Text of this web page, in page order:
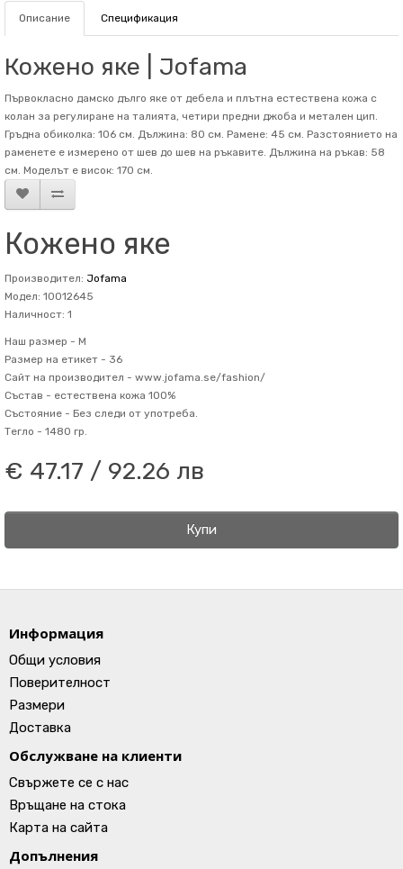
Описание Спецификация
Кожено яке | Jofama
Първокласно дамско дълго яке от дебела и плътна естествена кожа с
колан за регулиране на талията, четири предни джоба и метален цип.
Гръдна обиколка: 106 см. Дължина: 80 см. Рамене: 45 см. Разстоянието на
раменете е измерено от шев до шев на ръкавите. Дължина на ръкав: 58
см. Mоделът е висок: 170 см.
Кожено яке
Производител: Jofama
Модел: 10012645
Наличност: 1
Наш размер - M
Размер на етикет - 36
Сайт на производител - www.jofama.se/fashion/
Състав - естествена кожа 100%
Състояние - Без следи от употреба.
Тегло - 1480 гр.
€ 47.17 / 92.26 лв
Купи
Информация
Общи условия
Поверителност
Размери
Доставка
Обслужване на клиенти
Свържете се с нас
Връщане на стока
Карта на сайта
Допълнения